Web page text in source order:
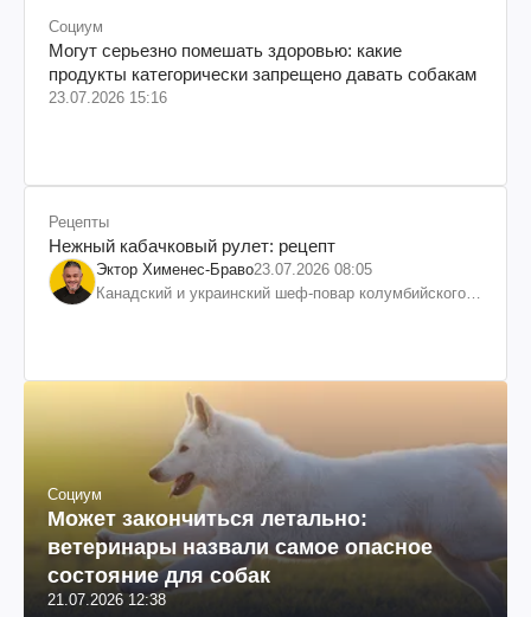
Социум
Могут серьезно помешать здоровью: какие
продукты категорически запрещено давать собакам
23.07.2026 15:16
Рецепты
Нежный кабачковый рулет: рецепт
Эктор Хименес-Браво23.07.2026 08:05
Канадский и украинский шеф-повар колумбийского
Социум
Может закончиться летально:
ветеринары назвали самое опасное
состояние для собак
21.07.2026 12:38